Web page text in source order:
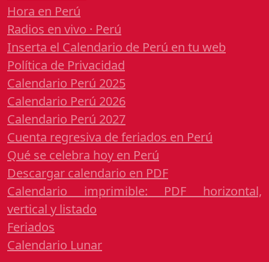
Hora en Perú
Radios en vivo · Perú
Inserta el Calendario de Perú en tu web
Política de Privacidad
Calendario Perú 2025
Calendario Perú 2026
Calendario Perú 2027
Cuenta regresiva de feriados en Perú
Qué se celebra hoy en Perú
Descargar calendario en PDF
Calendario imprimible: PDF horizontal,
vertical y listado
Feriados
Calendario Lunar